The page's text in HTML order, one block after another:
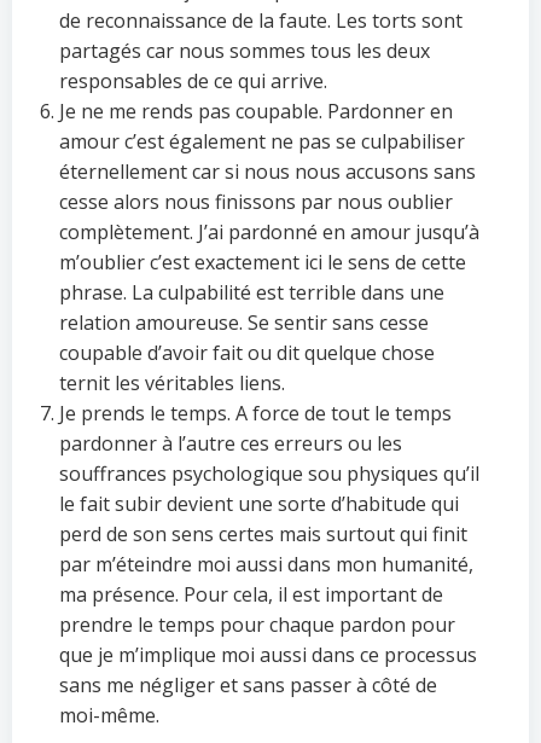
de reconnaissance de la faute. Les torts sont
partagés car nous sommes tous les deux
responsables de ce qui arrive.
Je ne me rends pas coupable. Pardonner en
amour c’est également ne pas se culpabiliser
éternellement car si nous nous accusons sans
cesse alors nous finissons par nous oublier
complètement. J’ai pardonné en amour jusqu’à
m’oublier c’est exactement ici le sens de cette
phrase. La culpabilité est terrible dans une
relation amoureuse. Se sentir sans cesse
coupable d’avoir fait ou dit quelque chose
ternit les véritables liens.
Je prends le temps. A force de tout le temps
pardonner à l’autre ces erreurs ou les
souffrances psychologique sou physiques qu’il
le fait subir devient une sorte d’habitude qui
perd de son sens certes mais surtout qui finit
par m’éteindre moi aussi dans mon humanité,
ma présence. Pour cela, il est important de
prendre le temps pour chaque pardon pour
que je m’implique moi aussi dans ce processus
sans me négliger et sans passer à côté de
moi-même.